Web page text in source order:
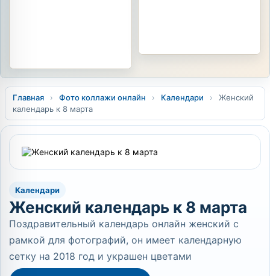
Главная › Фото коллажи онлайн › Календари ›
Женский
календарь к 8 марта
Календари
Женский календарь к 8 марта
Поздравительный календарь онлайн женский с
рамкой для фотографий, он имеет календарную
сетку на 2018 год и украшен цветами